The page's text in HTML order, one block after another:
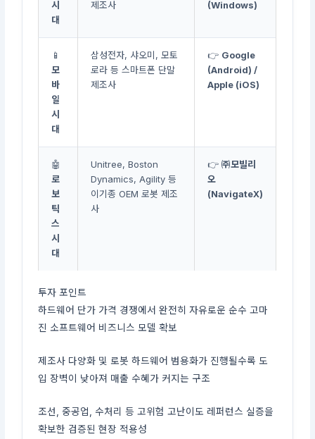
시
대
제조사
(Windows)
📱
모
바
일
시
대
삼성전자, 샤오미, 모토
로라 등 스마트폰 단말
제조사
👉 Google
(Android) /
Apple (iOS)
🤖
로
보
틱
스
시
대
Unitree, Boston
Dynamics, Agility 등
이기종 OEM 로봇 제조
사
👉㈜모빌리
오
(NavigateX)
투자 포인트
하드웨어 단가 가격 경쟁에서 완전히 자유로운 순수 고마
진 소프트웨어 비즈니스 모델 확보
제조사 다양화 및 로봇 하드웨어 범용화가 진행될수록 도
입 장벽이 낮아져 매출 수혜가 커지는 구조
조선, 중공업, 수처리 등 고위험 고난이도 레퍼런스 실증을
확보한 검증된 현장 적용성